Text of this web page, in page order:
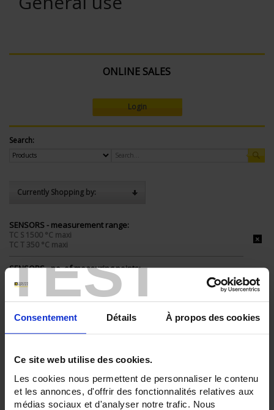
TEST
Consentement Détails À propos des cookies
Ce site web utilise des cookies.
Les cookies nous permettent de personnaliser le contenu
et les annonces, d'offrir des fonctionnalités relatives aux
médias sociaux et d'analyser notre trafic. Nous
ONLINE SALES
Login
Search:
Currently Shopping by:
SENSORS - measurement range:
TC S 1500 °C maxi
TC T 350 °C maxi
SENSORS - no. of measuring points:
SENSORS - protector:
None
SENSORS - I/O type:
T/J/K thermocouple
CLEAR ALL